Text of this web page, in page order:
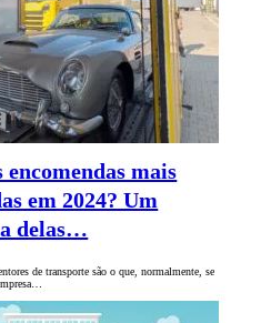
mais
em 2024? Um
delas…
de transporte são o que, normalmente, se